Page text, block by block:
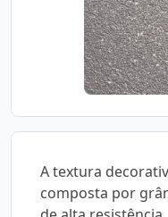
A textura
composta por